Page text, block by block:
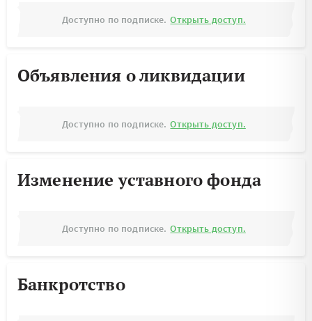
Доступно по подписке. Открыть доступ.
Объявления о ликвидации
Доступно по подписке. Открыть доступ.
Изменение уставного фонда
Доступно по подписке. Открыть доступ.
Банкротство